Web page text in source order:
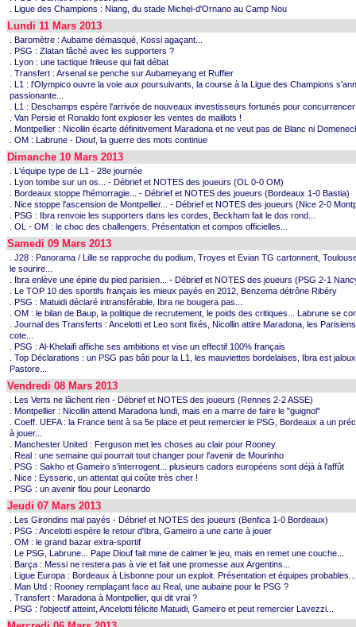
. Ligue des Champions : Niang, du stade Michel-d'Ornano au Camp Nou
Lundi 11 Mars 2013
. Baromètre : Aubame démasqué, Kossi agaçant...
. PSG : Zlatan fâché avec les supporters ?
. Lyon : une tactique frileuse qui fait débat
. Transfert : Arsenal se penche sur Aubameyang et Ruffier
. L1 : l'Olympico ouvre la voie aux poursuivants, la course à la Ligue des Champions
passionante...
. L1 : Deschamps espère l'arrivée de nouveaux investisseurs fortunés pour
. Van Persie et Ronaldo font exploser les ventes de maillots !
. Montpellier : Nicollin écarte définitivement Maradona et ne veut pas de Blanc ni
. OM : Labrune - Diouf, la guerre des mots continue
Dimanche 10 Mars 2013
. L'équipe type de L1 - 28e journée
. Lyon tombe sur un os... - Débrief et NOTES des joueurs (OL 0-0 OM)
. Bordeaux stoppe l'hémorragie... - Débrief et NOTES des joueurs (Bordeaux 1-0 Bastia)
. Nice stoppe l'ascension de Montpellier... - Débrief et NOTES des joueurs (Nice 2-0
. PSG : Ibra renvoie les supporters dans les cordes, Beckham fait le dos rond...
. OL - OM : le choc des challengers. Présentation et compos officielles...
Samedi 09 Mars 2013
. J28 : Panorama / Lille se rapproche du podium, Troyes et Evian TG cartonnent,
le sourire...
. Ibra enlève une épine du pied parisien... - Débrief et NOTES des joueurs (PSG 2-1
. Le TOP 10 des sportifs français les mieux payés en 2012, Benzema détrône Ribéry
. PSG : Matuidi déclaré intransférable, Ibra ne bougera pas...
. OM : le bilan de Baup, la politique de recrutement, le poids des critiques... Labrune se
. Journal des Transferts : Ancelotti et Leo sont fixés, Nicollin attire Maradona, les
cote...
. PSG : Al-Khelaifi affiche ses ambitions et vise un effectif 100% français
. Top Déclarations : un PSG pas bâti pour la L1, les mauviettes bordelaises, Ibra est
Pastore...
Vendredi 08 Mars 2013
. Les Verts ne lâchent rien - Débrief et NOTES des joueurs (Rennes 2-2 ASSE)
. Montpellier : Nicollin attend Maradona lundi, mais en a marre de faire le "guignol"
. Coeff. UEFA : la France tient à sa 5e place et peut remercier le PSG, Bordeaux a un
à jouer...
. Manchester United : Ferguson met les choses au clair pour Rooney
. Real : une semaine qui pourrait tout changer pour l'avenir de Mourinho
. PSG : Sakho et Gameiro s'interrogent... plusieurs cadors européens sont déjà à l'affût
. Nice : Eysseric, un attentat qui coûte très cher !
. PSG : un avenir flou pour Leonardo
Jeudi 07 Mars 2013
. Les Girondins mal payés - Débrief et NOTES des joueurs (Benfica 1-0 Bordeaux)
. PSG : Ancelotti espère le retour d'Ibra, Gameiro a une carte à jouer
. OM : le grand bazar extra-sportif
. Le PSG, Labrune... Pape Diouf fait mine de calmer le jeu, mais en remet une couche...
. Barça : Messi ne restera pas à vie et fait une promesse aux Argentins...
. Ligue Europa : Bordeaux à Lisbonne pour un exploit. Présentation et équipes probables...
. Man Utd : Rooney remplaçant face au Real, une aubaine pour le PSG ?
. Transfert : Maradona à Montpellier, qui dit vrai ?
. PSG : l'objectif atteint, Ancelotti félicite Matuidi, Gameiro et peut remercier Lavezzi...